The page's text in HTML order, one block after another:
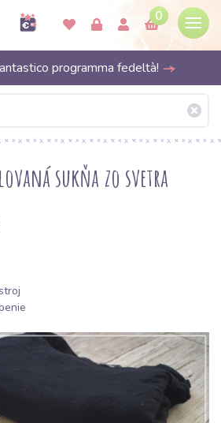
0
programma fedeltà!
sukňa zo svetra